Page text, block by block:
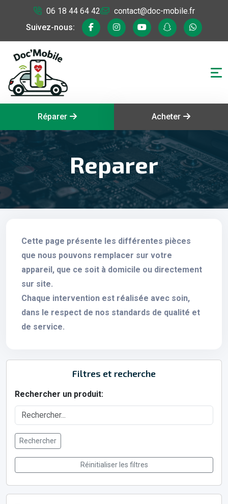
Suivez-nous:
06 18 44 64 42 contact@doc-mobile.fr
Réparer Acheter
Reparer
Cette page présente les différentes pièces
que nous pouvons remplacer sur votre
appareil, que ce soit à domicile ou directement
sur site.
Chaque intervention est réalisée avec soin,
dans le respect de nos standards de qualité et
de service.
Filtres et recherche
Rechercher un produit:
Rechercher
Réinitialiser les filtres